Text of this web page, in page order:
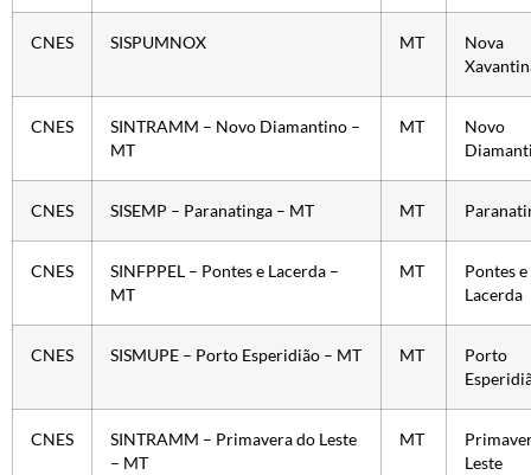
CNES SISPUMNOX MT
Nova
CNES
SINTRAMM – Novo Diamantino –
MT
MT
Novo
CNES SISEMP – Paranatinga – MT MT
CNES
SINFPPEL – Pontes e Lacerda –
MT
MT
Pontes e
Lacerda
CNES SISMUPE – Porto Esperidião – MT MT
Porto
CNES
SINTRAMM – Primavera do Leste
– MT
MT
Leste